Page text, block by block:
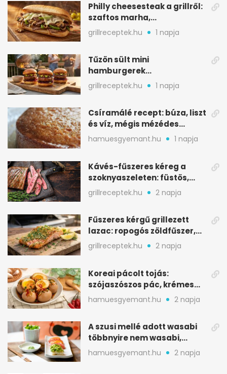
Philly cheesesteak a grillről:
szaftos marha,
karamellizált hagyma
grillreceptek.hu 1 napja
Tűzön sült mini
hamburgerek
sobrasadával: csípős-
mézes falatkák
grillreceptek.hu 1 napja
Csíramálé recept: búza, liszt
és víz, mégis mézédes
sütemény
hamuesgyemant.hu 1 napja
Kávés-fűszeres kéreg a
szoknyaszeleten: füstös,
csokoládés mélység
grillreceptek.hu 2 napja
Fűszeres kérgű grillezett
lazac: ropogós zöldfűszer,
szaftos belső
grillreceptek.hu 2 napja
Koreai pácolt tojás:
szójaszószos pác, krémes
sárgája, pár óra alatt
hamuesgyemant.hu 2 napja
A szusi mellé adott wasabi
többnyire nem wasabi,
hanem fűszerkeverék
hamuesgyemant.hu 2 napja